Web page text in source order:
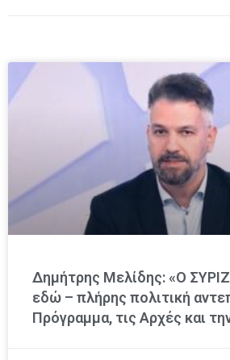
Δημήτρης Μελίδης: «Ο
εδώ – πλήρης πολιτική
Πρόγραμμα, τις Αρχές και